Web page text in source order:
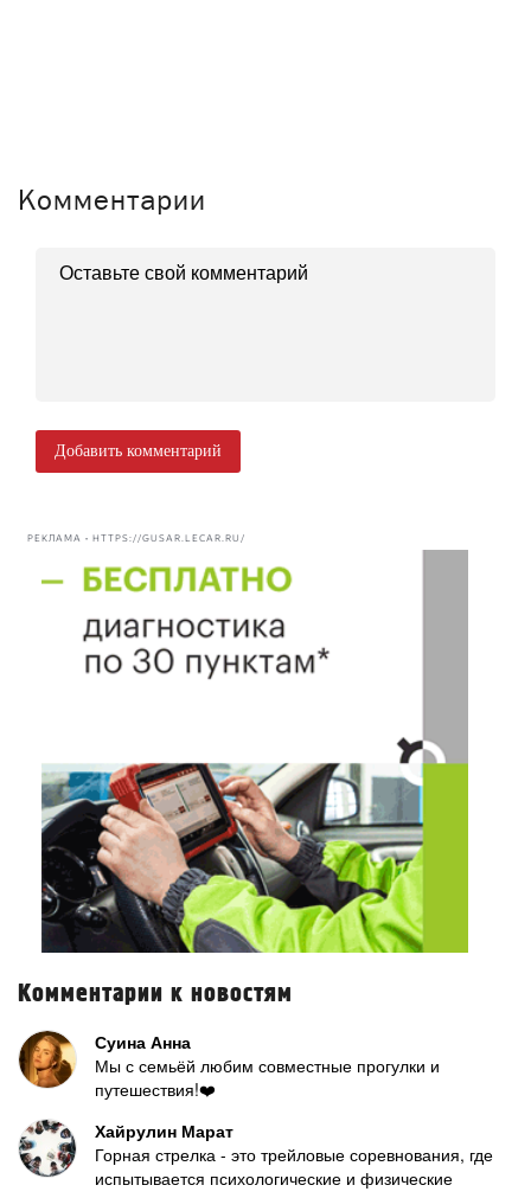
Комментарии
Добавить комментарий
РЕКЛАМА • HTTPS://GUSAR.LECAR.RU/
Комментарии к новостям
Суина Анна
Мы с семьёй любим совместные прогулки и
путешествия!❤️
Хайрулин Марат
Горная стрелка - это трейловые соревнования, где
испытывается психологические и физические